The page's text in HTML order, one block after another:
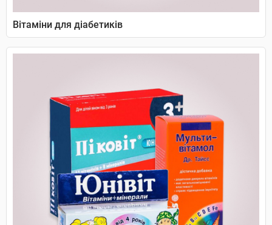
Вітаміни для діабетиків